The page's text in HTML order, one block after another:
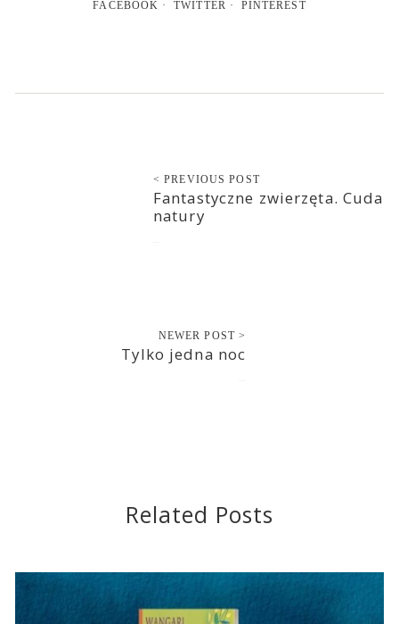
FACEBOOK TWITTER PINTEREST
< PREVIOUS POST
Fantastyczne zwierzęta. Cuda
natury
NEWER POST >
Tylko jedna noc
Related Posts